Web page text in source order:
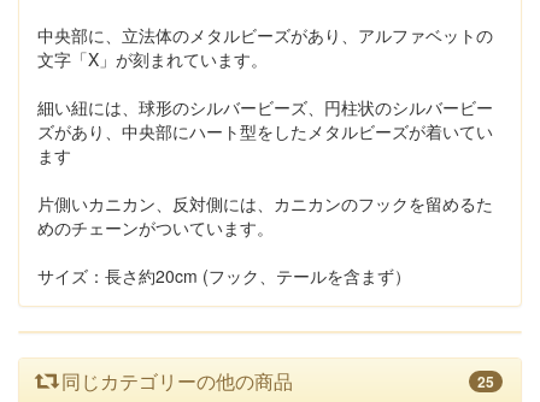
中央部に、立法体のメタルビーズがあり、アルファベットの
文字「X」が刻まれています。
細い紐には、球形のシルバービーズ、円柱状のシルバービー
ズがあり、中央部にハート型をしたメタルビーズが着いてい
ます
片側いカニカン、反対側には、カニカンのフックを留めるた
めのチェーンがついています。
サイズ：長さ約20cm (フック、テールを含まず）
同じカテゴリーの他の商品 25